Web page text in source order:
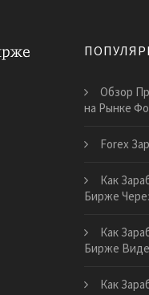
Обзор
на Рынке
Forex
Как
Бирже
Как
Бирже
Как